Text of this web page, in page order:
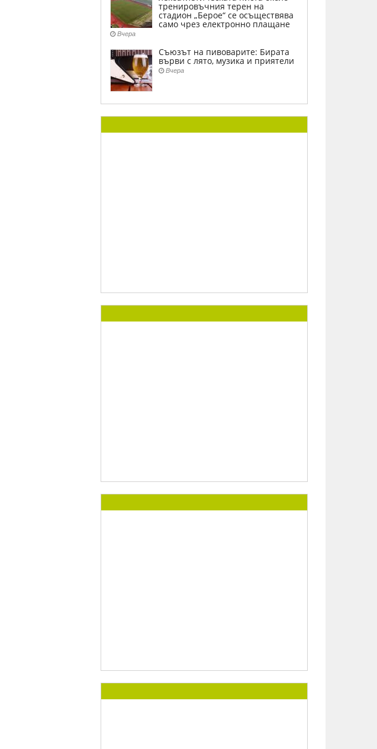
тренировъчния терен на
стадион „Берое“ се осъществява
само чрез електронно плащане
Вчера
Съюзът на пивоварите: Бирата
върви с лято, музика и приятели
Вчера